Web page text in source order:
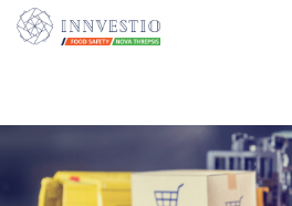
Additionally, paste this code